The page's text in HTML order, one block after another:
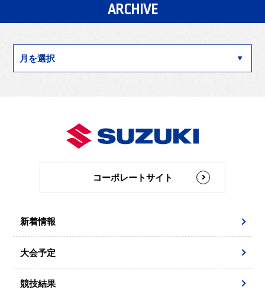
ARCHIVE
コーポレートサイト
新着情報
大会予定
競技結果